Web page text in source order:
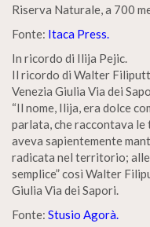
Riserva Naturale, a 700
Fonte: Itaca Press.
In ricordo di Ilija Pejic.
Il ricordo di Walter
Venezia Giulia Via dei
“Il nome, Ilija, era dolce
parlata, che raccontava
aveva sapientemente
radicata nel territorio;
semplice” così Walter
Giulia Via dei Sapori.
Fonte: Stusio Agorà.